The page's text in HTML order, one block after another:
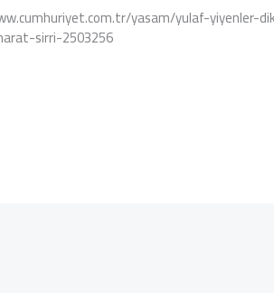
yasam/yulaf-yiyenler-
sirri-2503256